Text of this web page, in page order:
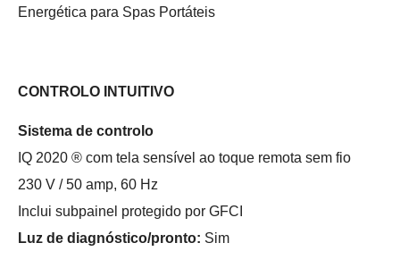
Energética para Spas Portáteis
CONTROLO INTUITIVO
Sistema de controlo
IQ 2020 ® com tela sensível ao toque remota sem fio
230 V / 50 amp, 60 Hz
Inclui subpainel protegido por GFCI
Luz de diagnóstico/pronto: Sim